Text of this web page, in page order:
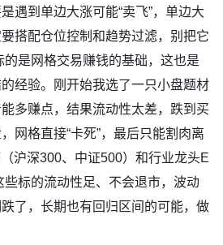
遇到单边大涨可能“卖飞”，单边大
搭配仓位控制和趋势过滤，别把它
的是网格交易赚钱的基础，这也是
经验。刚开始我选了一只小盘题材
多赚点，结果流动性太差，跌到买
网格直接“卡死”，最后只能割肉离
沪深300、中证500）和行业龙头E
标的流动性足、不会退市，波动
了，长期也有回归区间的可能，做